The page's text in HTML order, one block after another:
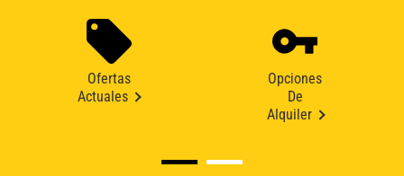
Ofertas
Actuales
Opciones
De
Alquiler